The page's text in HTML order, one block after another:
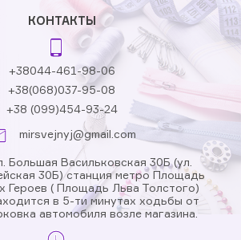
КОНТАКТЫ
+38044-461-98-06
+38(068)037-95-08
+38 (099)454-93-24
mirsvejnyj@gmail.com
Большая Васильковская 30Б (ул.
30Б) станция метро Площадь
Героев ( Площадь Льва Толстого)
в 5-ти минутах ходьбы от
автомобиля возле магазина.